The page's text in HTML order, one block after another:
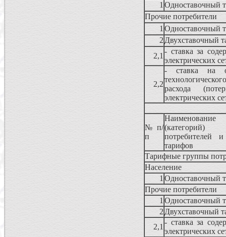
1 Одноставочный
Прочие потребители
1 Одноставочный
2 Двухставочный
2,1
- ставка за
электрических
2,2
- ставка на
технологического
расхода
электрических
№ п/
п
Наименование
(категорий)
потребителей
тарифов
Тарифные группы
Население
1 Одноставочный
Прочие потребители
1 Одноставочный
2 Двухставочный
2,1
- ставка за
электрических